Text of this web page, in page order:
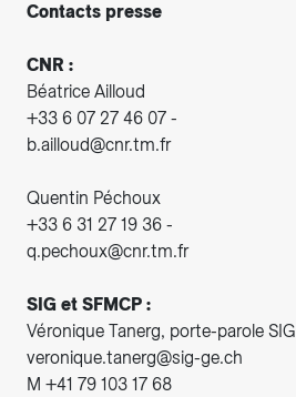
Contacts presse
CNR :
Béatrice Ailloud
+33 6 07 27 46 07 -
b.ailloud@cnr.tm.fr
Quentin Péchoux
+33 6 31 27 19 36 -
q.pechoux@cnr.tm.fr
SIG et SFMCP :
Véronique Tanerg, porte-parole SIG
veronique.tanerg@sig-ge.ch
M +41 79 103 17 68